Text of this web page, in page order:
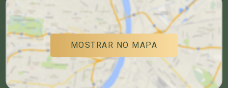
MOSTRAR NO MAPA